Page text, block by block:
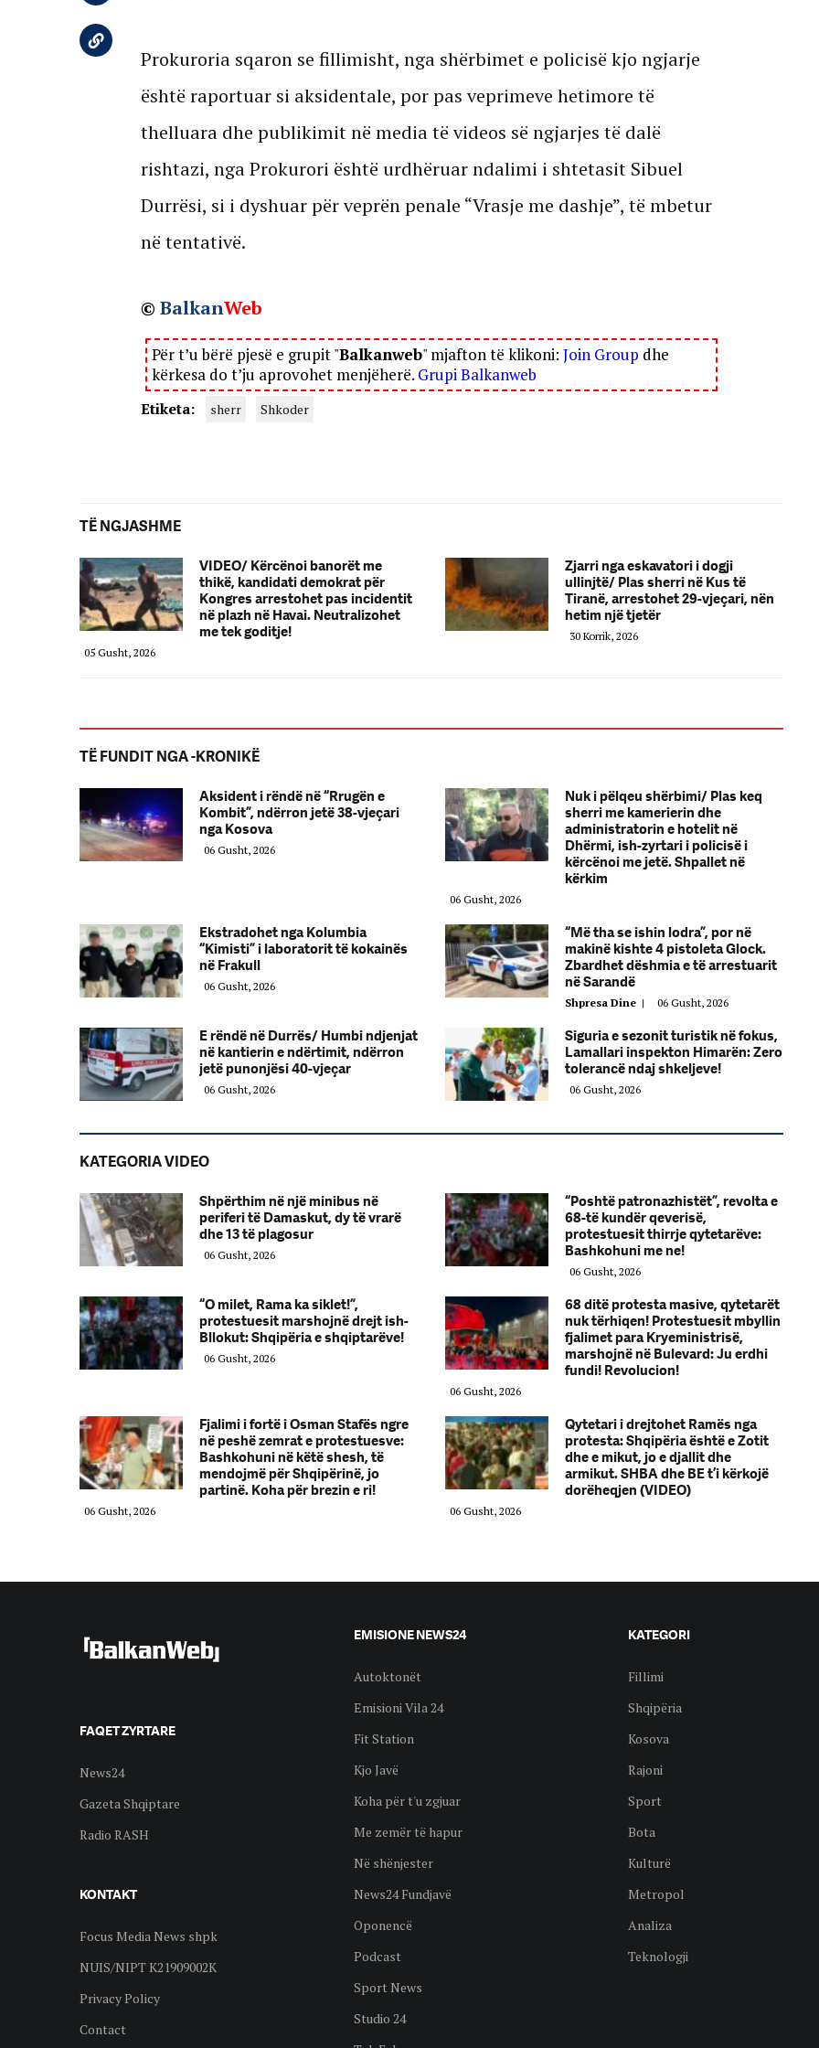
Prokuroria sqaron se fillimisht, nga shërbimet e policisë kjo ngjarje
është raportuar si aksidentale, por pas veprimeve hetimore të
thelluara dhe publikimit në media të videos së ngjarjes të dalë
rishtazi, nga Prokurori është urdhëruar ndalimi i shtetasit Sibuel
Durrësi, si i dyshuar për veprën penale “Vrasje me dashje”, të mbetur
në tentativë.
© BalkanWeb
Për t’u bërë pjesë e grupit "Balkanweb" mjafton të klikoni: Join Group dhe
kërkesa do t’ju aprovohet menjëherë. Grupi Balkanweb
Etiketa: sherr Shkoder
TË NGJASHME
VIDEO/ Kërcënoi banorët me
thikë, kandidati demokrat për
Kongres arrestohet pas incidentit
në plazh në Havai. Neutralizohet
me tek goditje!
05 Gusht, 2026
Zjarri nga eskavatori i dogji
ullinjtë/ Plas sherri në Kus të
Tiranë, arrestohet 29-vjeçari, nën
hetim një tjetër
30 Korrik, 2026
TË FUNDIT NGA -KRONIKË
Aksident i rëndë në “Rrugën e
Kombit”, ndërron jetë 38-vjeçari
nga Kosova
06 Gusht, 2026
Nuk i pëlqeu shërbimi/ Plas keq
sherri me kamerierin dhe
administratorin e hotelit në
Dhërmi, ish-zyrtari i policisë i
kërcënoi me jetë. Shpallet në
kërkim
06 Gusht, 2026
Ekstradohet nga Kolumbia
“Kimisti” i laboratorit të kokainës
në Frakull
06 Gusht, 2026
“Më tha se ishin lodra”, por në
makinë kishte 4 pistoleta Glock.
Zbardhet dëshmia e të arrestuarit
në Sarandë
Shpresa Dine | 06 Gusht, 2026
E rëndë në Durrës/ Humbi ndjenjat
në kantierin e ndërtimit, ndërron
jetë punonjësi 40-vjeçar
06 Gusht, 2026
Siguria e sezonit turistik në fokus,
Lamallari inspekton Himarën: Zero
tolerancë ndaj shkeljeve!
06 Gusht, 2026
KATEGORIA VIDEO
Shpërthim në një minibus në
periferi të Damaskut, dy të vrarë
dhe 13 të plagosur
06 Gusht, 2026
“Poshtë patronazhistët”, revolta e
68-të kundër qeverisë,
protestuesit thirrje qytetarëve:
Bashkohuni me ne!
06 Gusht, 2026
“O milet, Rama ka siklet!”,
protestuesit marshojnë drejt ish-
Bllokut: Shqipëria e shqiptarëve!
06 Gusht, 2026
68 ditë protesta masive, qytetarët
nuk tërhiqen! Protestuesit mbyllin
fjalimet para Kryeministrisë,
marshojnë në Bulevard: Ju erdhi
fundi! Revolucion!
06 Gusht, 2026
Fjalimi i fortë i Osman Stafës ngre
në peshë zemrat e protestuesve:
Bashkohuni në këtë shesh, të
mendojmë për Shqipërinë, jo
partinë. Koha për brezin e ri!
06 Gusht, 2026
Qytetari i drejtohet Ramës nga
protesta: Shqipëria është e Zotit
dhe e mikut, jo e djallit dhe
armikut. SHBA dhe BE t’i kërkojë
dorëheqjen (VIDEO)
06 Gusht, 2026
FAQET ZYRTARE
News24
Gazeta Shqiptare
Radio RASH
KONTAKT
Focus Media News shpk
NUIS/NIPT K21909002K
Privacy Policy
Contact
EMISIONE NEWS24
Autoktonët
Emisioni Vila 24
Fit Station
Kjo Javë
Koha për t'u zgjuar
Me zemër të hapur
Në shënjester
News24 Fundjavë
Oponencë
Podcast
Sport News
Studio 24
KATEGORI
Fillimi
Shqipëria
Kosova
Rajoni
Sport
Bota
Kulturë
Metropol
Analiza
Teknologji